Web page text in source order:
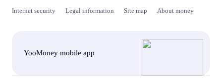
Internet security Legal information Site map About money
YooMoney mobile app